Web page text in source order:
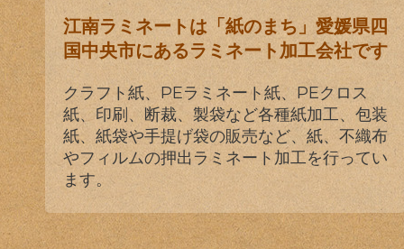
江南ラミネートは「紙のまち」愛媛県四
国中央市にあるラミネート加工会社です
クラフト紙、PEラミネート紙、PEクロス
紙、印刷、断裁、製袋など各種紙加工、包装
紙、紙袋や手提げ袋の販売など、紙、不織布
やフィルムの押出ラミネート加工を行ってい
ます。